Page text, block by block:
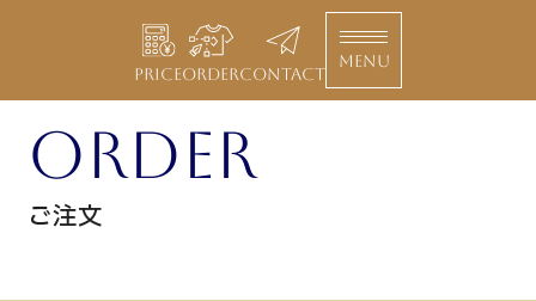
MENU
PRICEORDERCONTACT
order
ご注文